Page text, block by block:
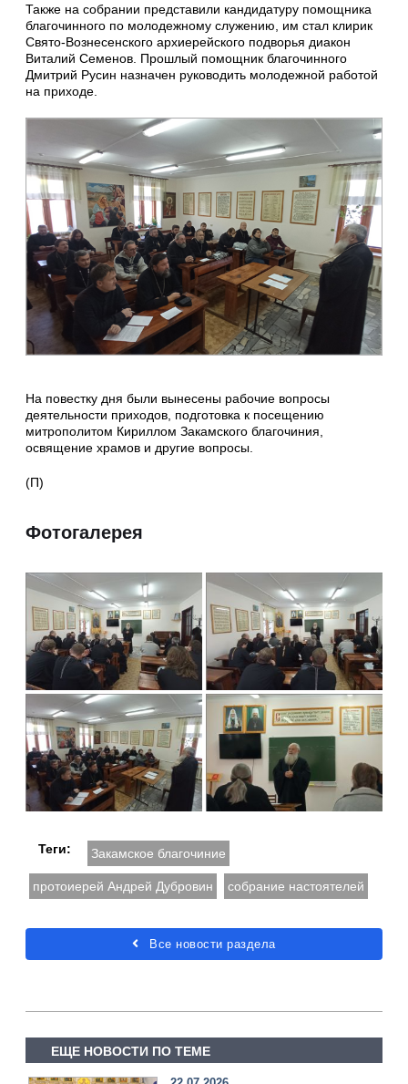
Также на собрании представили кандидатуру помощника
благочинного по молодежному служению, им стал клирик
Свято-Вознесенского архиерейского подворья диакон
Виталий Семенов. Прошлый помощник благочинного
Дмитрий Русин назначен руководить молодежной работой
на приходе.
На повестку дня были вынесены рабочие вопросы
деятельности приходов, подготовка к посещению
митрополитом Кириллом Закамского благочиния,
освящение храмов и другие вопросы.
(П)
Фотогалерея
Теги: Закамское благочиние
протоиерей Андрей Дубровин собрание настоятелей
Все новости раздела
ЕЩЕ НОВОСТИ ПО ТЕМЕ